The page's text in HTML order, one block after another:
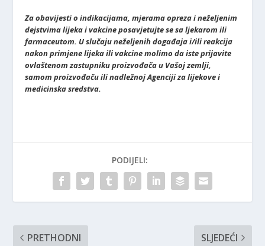
Za obavijesti o indikacijama, mjerama opreza i neželjenim
dejstvima lijeka i vakcine posavjetujte se sa ljekarom ili
farmaceutom. U slučaju neželjenih događaja i/ili reakcija
nakon primjene lijeka ili vakcine molimo da iste prijavite
ovlaštenom zastupniku proizvođača u Vašoj zemlji,
samom proizvođaču ili nadležnoj Agenciji za lijekove i
medicinska sredstva.
PODIJELI:
PRETHODNI SLJEDEĆI